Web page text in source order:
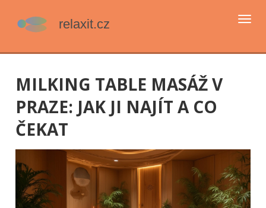
MILKING TABLE MASÁŽ V
PRAZE: JAK JI NAJÍT A CO
ČEKAT